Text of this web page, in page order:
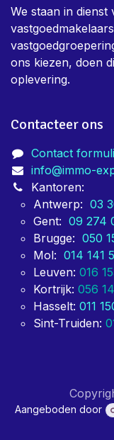
We staan in
ons kiezen, doen
oplevering.
Contacteer ons
Contact
info@immo-
Kantoren:
Antwerp: 03
Gent: 09 274
Brugge: 050
Mol: 014 141
Leuven: 016
Kortrijk: 056
Hasselt: 011
Sint-Truiden:
Aangeboden door